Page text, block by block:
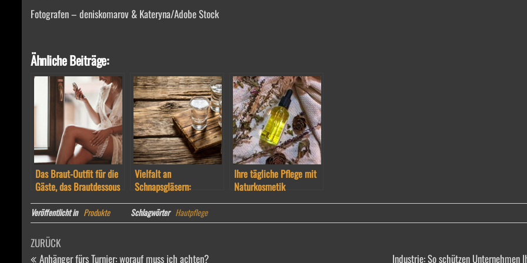
Fotografen – deniskomarov & Kateryna/Adobe Stock
Ähnliche Beiträge:
Das Braut-Outfit für die
Gäste, das Brautdessous
für den Bräutigam
Vielfalt an
Schnapsgläsern:
Wissenswertes und
Besonderheiten
Ihre tägliche Pflege mit
Naturkosmetik
Veröffentlicht in Produkte Schlagwörter Hautpflege
Beitragsnavigation
Vorheriger
Beitrag
ZURÜCK
Anhänger fürs Turnier: worauf muss ich achten?
Industrie: So schützen Unternehmen